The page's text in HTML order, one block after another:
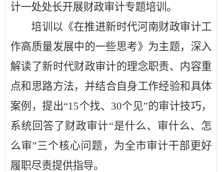
计一处处长开展财政审计专题培训 。
培训以《在推进新时代河南财政审计工
作高质量发展中的一些思考》为主题，深入
解读了新时代财政审计的理念职责、 内容重
点和 思路方法，并结合自身工作经验和具体
案例，提出“15个找、30个见”的审计技巧，
系统回答了财政审计“是什么、审什么、怎
么审”三个核心问题，为全市审计干部更好
履职尽责提供指导。